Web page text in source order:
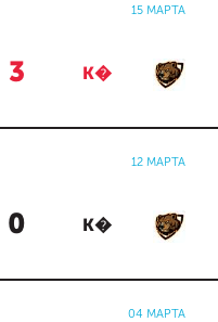
15 МАРТА
3 К�
12 МАРТА
0 К�
04 МАРТА